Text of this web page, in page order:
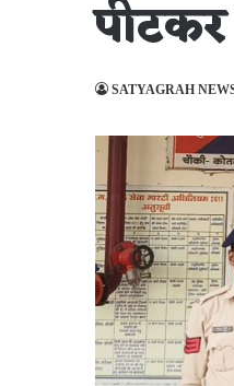
SATYAGRAH